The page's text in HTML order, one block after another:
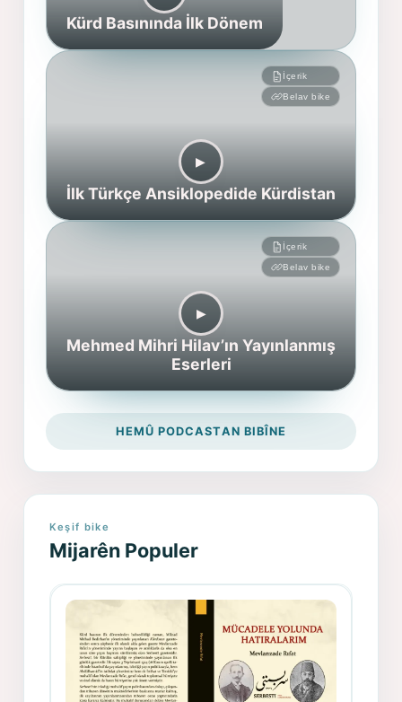
Kürd Basınında İlk Dönem
İçerik
Belav bike
▶︎
İlk Türkçe Ansiklopedide Kürdistan
İçerik
Belav bike
▶︎
Mehmed Mihri Hilav’ın Yayınlanmış
Eserleri
HEMÛ PODCASTAN BIBÎNE
Keşif bike
Mijarên Populer